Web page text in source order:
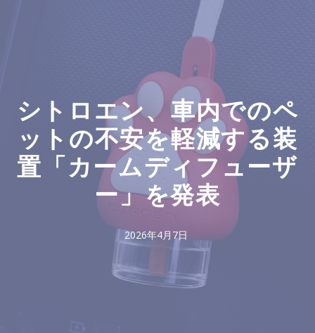
ー
シトロエン、車内でのペ
ットの不安を軽減する装
置「カームディフューザ
ー」を発表
2026年4月7日